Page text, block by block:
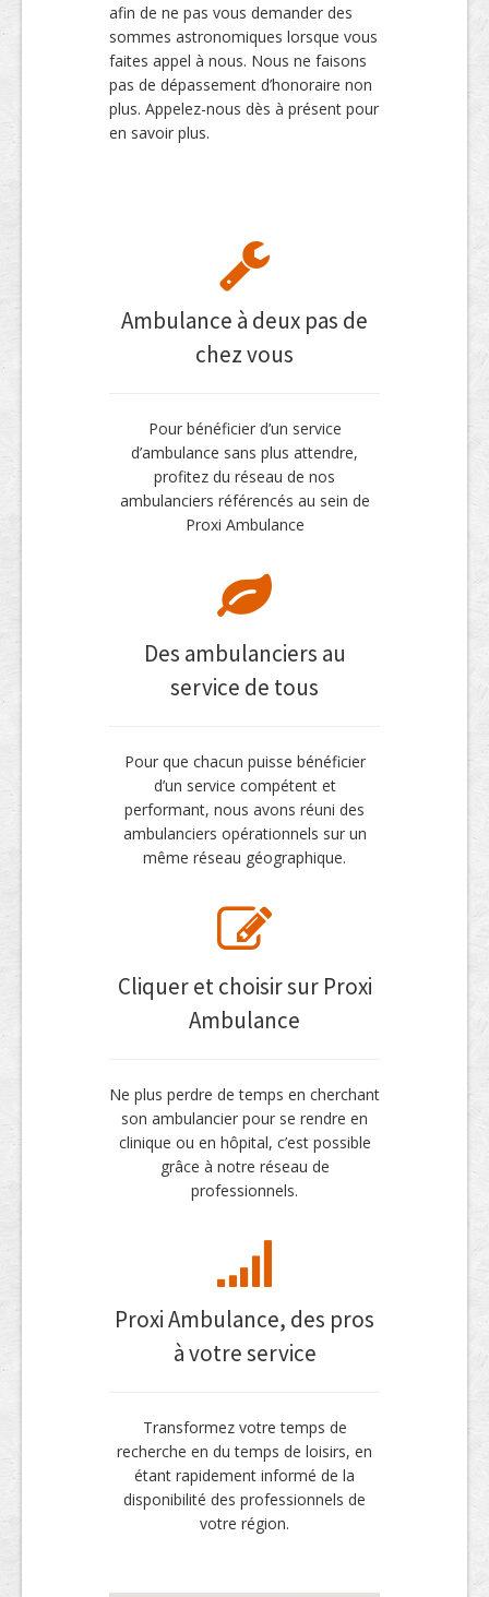
afin de ne pas vous demander des
sommes astronomiques lorsque vous
faites appel à nous. Nous ne faisons
pas de dépassement d’honoraire non
plus. Appelez-nous dès à présent pour
en savoir plus.
Ambulance à deux pas de
chez vous
Pour bénéficier d’un service
d’ambulance sans plus attendre,
profitez du réseau de nos
ambulanciers référencés au sein de
Proxi Ambulance
Des ambulanciers au
service de tous
Pour que chacun puisse bénéficier
d’un service compétent et
performant, nous avons réuni des
ambulanciers opérationnels sur un
même réseau géographique.
Cliquer et choisir sur Proxi
Ambulance
Ne plus perdre de temps en cherchant
son ambulancier pour se rendre en
clinique ou en hôpital, c’est possible
grâce à notre réseau de
professionnels.
Proxi Ambulance, des pros
à votre service
Transformez votre temps de
recherche en du temps de loisirs, en
étant rapidement informé de la
disponibilité des professionnels de
votre région.